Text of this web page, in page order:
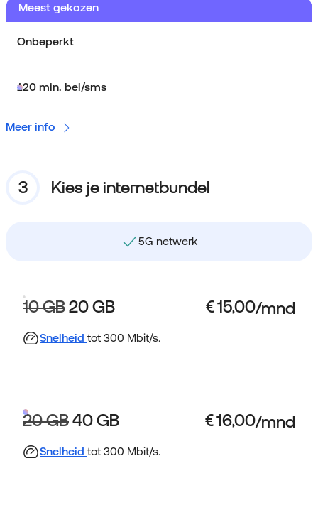
Meest gekozen
Onbeperkt
120 min. bel/sms
Meer info
Kies je internetbundel
5G netwerk
10 GB20 GB
Snelheid tot 300 Mbit/s.
20 GB40 GB
Snelheid tot 300 Mbit/s.